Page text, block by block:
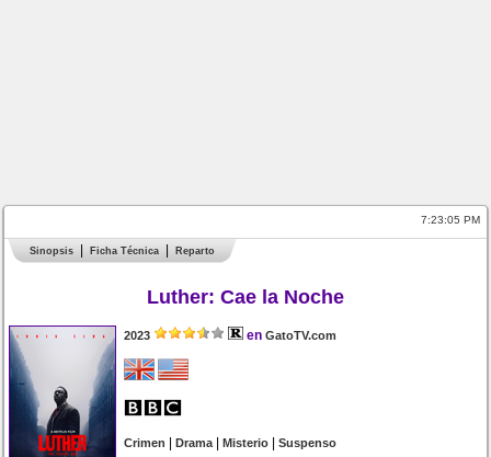
7:23:05 PM
Sinopsis Ficha Técnica Reparto
Luther: Cae la Noche
2023 en GatoTV.com
Crimen |Drama|Misterio |Suspenso